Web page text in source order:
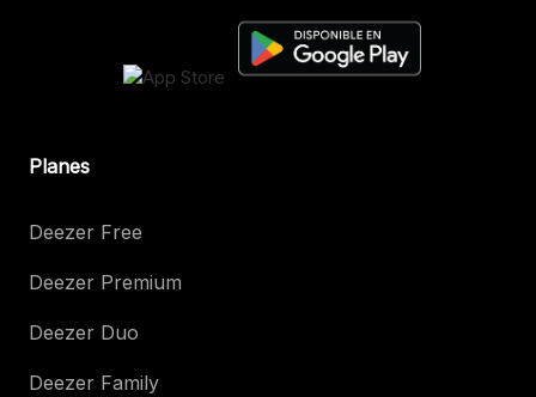
Planes
Deezer Free
Deezer Premium
Deezer Duo
Deezer Family